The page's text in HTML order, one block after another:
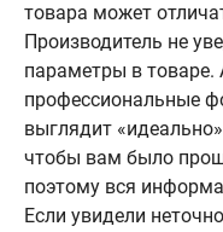
товара может
Производитель не
параметры в
профессиональные
выглядит
чтобы вам было
поэтому вся
Если увидели